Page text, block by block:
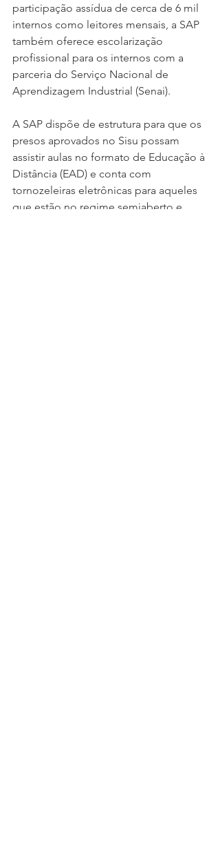
participação assídua de cerca de 6 mil
internos como leitores mensais, a SAP
também oferece escolarização
profissional para os internos com a
parceria do Serviço Nacional de
Aprendizagem Industrial (Senai).
A SAP dispõe de estrutura para que os
presos aprovados no Sisu possam
assistir aulas no formato de Educação à
Distância (EAD) e conta com
tornozeleiras eletrônicas para aqueles
que estão no regime semiaberto e